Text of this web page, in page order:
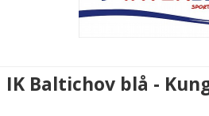
IK Baltichov blå -